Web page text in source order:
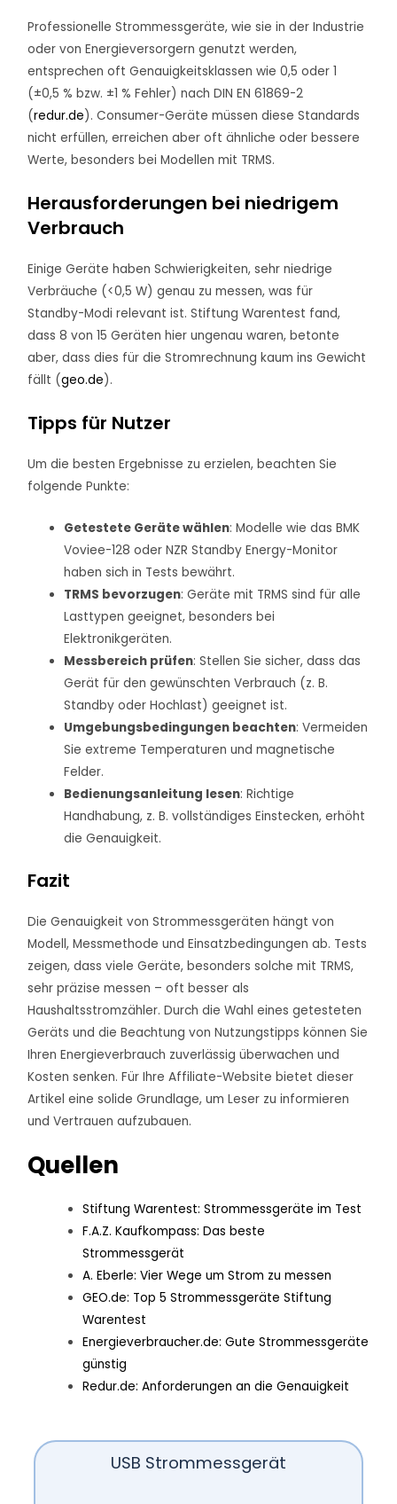
Professionelle Strommessgeräte, wie sie in der Industrie
oder von Energieversorgern genutzt werden,
entsprechen oft Genauigkeitsklassen wie 0,5 oder 1
(±0,5 % bzw. ±1 % Fehler) nach DIN EN 61869-2
(redur.de). Consumer-Geräte müssen diese Standards
nicht erfüllen, erreichen aber oft ähnliche oder bessere
Werte, besonders bei Modellen mit TRMS.
Herausforderungen bei niedrigem
Verbrauch
Einige Geräte haben Schwierigkeiten, sehr niedrige
Verbräuche (<0,5 W) genau zu messen, was für
Standby-Modi relevant ist. Stiftung Warentest fand,
dass 8 von 15 Geräten hier ungenau waren, betonte
aber, dass dies für die Stromrechnung kaum ins Gewicht
fällt (geo.de).
Tipps für Nutzer
Um die besten Ergebnisse zu erzielen, beachten Sie
folgende Punkte:
Getestete Geräte wählen: Modelle wie das BMK
Voviee-128 oder NZR Standby Energy-Monitor
haben sich in Tests bewährt.
TRMS bevorzugen: Geräte mit TRMS sind für alle
Lasttypen geeignet, besonders bei
Elektronikgeräten.
Messbereich prüfen: Stellen Sie sicher, dass das
Gerät für den gewünschten Verbrauch (z. B.
Standby oder Hochlast) geeignet ist.
Umgebungsbedingungen beachten: Vermeiden
Sie extreme Temperaturen und magnetische
Felder.
Bedienungsanleitung lesen: Richtige
Handhabung, z. B. vollständiges Einstecken, erhöht
die Genauigkeit.
Fazit
Die Genauigkeit von Strommessgeräten hängt von
Modell, Messmethode und Einsatzbedingungen ab. Tests
zeigen, dass viele Geräte, besonders solche mit TRMS,
sehr präzise messen – oft besser als
Haushaltsstromzähler. Durch die Wahl eines getesteten
Geräts und die Beachtung von Nutzungstipps können Sie
Ihren Energieverbrauch zuverlässig überwachen und
Kosten senken. Für Ihre Affiliate-Website bietet dieser
Artikel eine solide Grundlage, um Leser zu informieren
und Vertrauen aufzubauen.
Quellen
Stiftung Warentest: Strommessgeräte im Test
F.A.Z. Kaufkompass: Das beste
Strommessgerät
A. Eberle: Vier Wege um Strom zu messen
GEO.de: Top 5 Strommessgeräte Stiftung
Warentest
Energieverbraucher.de: Gute Strommessgeräte
günstig
Redur.de: Anforderungen an die Genauigkeit
USB Strommessgerät